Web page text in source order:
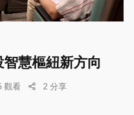
慧樞紐新方向
觀看 2 分享